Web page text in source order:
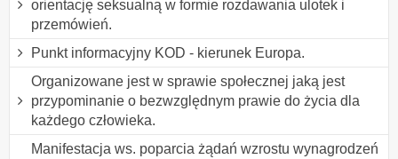
orientację seksualną w formie rozdawania ulotek i
przemówień.
Punkt informacyjny KOD - kierunek Europa.
Organizowane jest w sprawie społecznej jaką jest
przypominanie o bezwzględnym prawie do życia dla
każdego człowieka.
Manifestacja ws. poparcia żądań wzrostu wynagrodzeń